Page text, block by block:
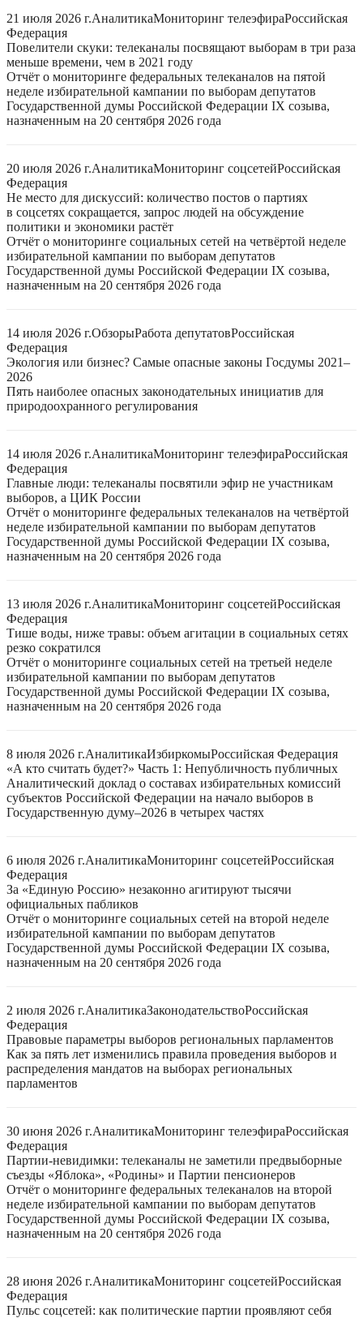
21 июля 2026 г.АналитикаМониторинг телеэфираРоссийская
Федерация
Повелители скуки: телеканалы посвящают выборам в три раза
меньше времени, чем в 2021 году
Отчёт о мониторинге федеральных телеканалов на пятой
неделе избирательной кампании по выборам депутатов
Государственной думы Российской Федерации IX созыва,
назначенным на 20 сентября 2026 года
20 июля 2026 г.АналитикаМониторинг соцсетейРоссийская
Федерация
Не место для дискуссий: количество постов о партиях
в соцсетях сокращается, запрос людей на обсуждение
политики и экономики растёт
Отчёт о мониторинге социальных сетей на четвёртой неделе
избирательной кампании по выборам депутатов
Государственной думы Российской Федерации IX созыва,
назначенным на 20 сентября 2026 года
14 июля 2026 г.ОбзорыРабота депутатовРоссийская
Федерация
Экология или бизнес? Самые опасные законы Госдумы 2021–
2026
Пять наиболее опасных законодательных инициатив для
природоохранного регулирования
14 июля 2026 г.АналитикаМониторинг телеэфираРоссийская
Федерация
Главные люди: телеканалы посвятили эфир не участникам
выборов, а ЦИК России
Отчёт о мониторинге федеральных телеканалов на четвёртой
неделе избирательной кампании по выборам депутатов
Государственной думы Российской Федерации IX созыва,
назначенным на 20 сентября 2026 года
13 июля 2026 г.АналитикаМониторинг соцсетейРоссийская
Федерация
Тише воды, ниже травы: объем агитации в социальных сетях
резко сократился
Отчёт о мониторинге социальных сетей на третьей неделе
избирательной кампании по выборам депутатов
Государственной думы Российской Федерации IX созыва,
назначенным на 20 сентября 2026 года
8 июля 2026 г.АналитикаИзбиркомыРоссийская Федерация
«А кто считать будет?» Часть 1: Непубличность публичных
Аналитический доклад о составах избирательных комиссий
субъектов Российской Федерации на начало выборов в
Государственную думу–2026 в четырех частях
6 июля 2026 г.АналитикаМониторинг соцсетейРоссийская
Федерация
За «Единую Россию» незаконно агитируют тысячи
официальных пабликов
Отчёт о мониторинге социальных сетей на второй неделе
избирательной кампании по выборам депутатов
Государственной думы Российской Федерации IX созыва,
назначенным на 20 сентября 2026 года
2 июля 2026 г.АналитикаЗаконодательствоРоссийская
Федерация
Правовые параметры выборов региональных парламентов
Как за пять лет изменились правила проведения выборов и
распределения мандатов на выборах региональных
парламентов
30 июня 2026 г.АналитикаМониторинг телеэфираРоссийская
Федерация
Партии-невидимки: телеканалы не заметили предвыборные
съезды «Яблока», «Родины» и Партии пенсионеров
Отчёт о мониторинге федеральных телеканалов на второй
неделе избирательной кампании по выборам депутатов
Государственной думы Российской Федерации IX созыва,
назначенным на 20 сентября 2026 года
28 июня 2026 г.АналитикаМониторинг соцсетейРоссийская
Федерация
Пульс соцсетей: как политические партии проявляют себя